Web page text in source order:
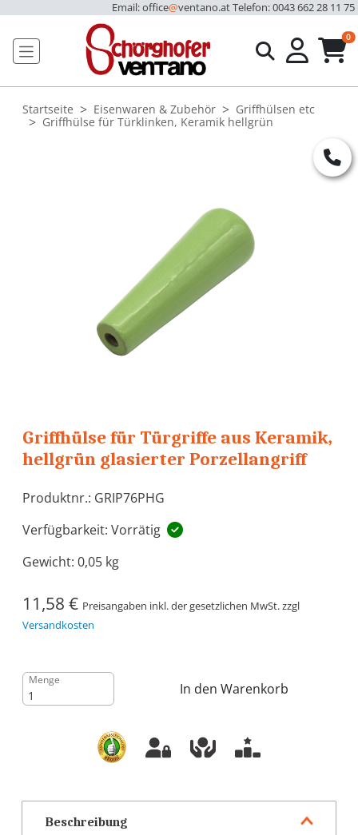
Email: office@ventano.atTelefon: 0043 662 28 11 75
0
Startseite Eisenwaren & Zubehör
Griffhülsen etc
Griffhülse für Türklinken, Keramik hellgrün
Griffhülse für Türgriffe aus Keramik,
hellgrün glasierter Porzellangriff
Produktnr.: GRIP76PHG
Verfügbarkeit: Vorrätig
Gewicht: 0,05 kg
11,58 € Preisangaben inkl. der gesetzlichen MwSt. zzgl
Versandkosten
Menge
In den Warenkorb
Beschreibung